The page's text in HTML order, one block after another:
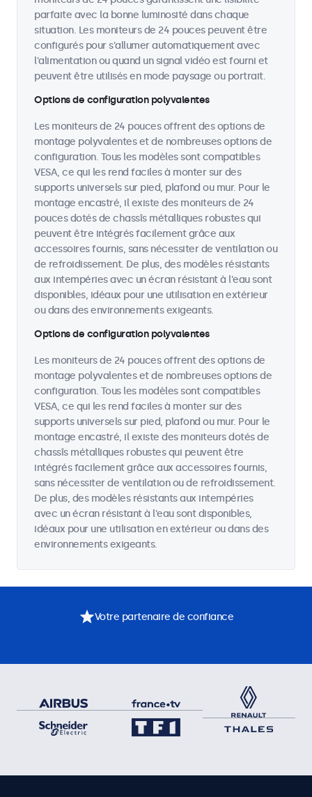
parfaite avec la bonne luminosité dans chaque
situation. Les moniteurs de 24 pouces peuvent être
configurés pour s'allumer automatiquement avec
l'alimentation ou quand un signal vidéo est fourni et
peuvent être utilisés en mode paysage ou portrait.
Options de configuration polyvalentes
Les moniteurs de 24 pouces offrent des options de
montage polyvalentes et de nombreuses options de
configuration. Tous les modèles sont compatibles
VESA, ce qui les rend faciles à monter sur des
supports universels sur pied, plafond ou mur. Pour le
montage encastré, il existe des moniteurs de 24
pouces dotés de chassîs métalliques robustes qui
peuvent être intégrés facilement grâce aux
accessoires fournis, sans nécessiter de ventilation ou
de refroidissement. De plus, des modèles résistants
aux intempéries avec un écran résistant à l'eau sont
disponibles, idéaux pour une utilisation en extérieur
ou dans des environnements exigeants.
Options de configuration polyvalentes
Les moniteurs de 24 pouces offrent des options de
montage polyvalentes et de nombreuses options de
configuration. Tous les modèles sont compatibles
VESA, ce qui les rend faciles à monter sur des
supports universels sur pied, plafond ou mur. Pour le
montage encastré, il existe des moniteurs dotés de
chassîs métalliques robustes qui peuvent être
intégrés facilement grâce aux accessoires fournis,
sans nécessiter de ventilation ou de refroidissement.
De plus, des modèles résistants aux intempéries
avec un écran résistant à l'eau sont disponibles,
idéaux pour une utilisation en extérieur ou dans des
environnements exigeants.
Votre partenaire de confiance